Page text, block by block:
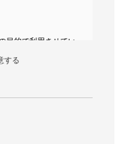
目的で利用させてい
する